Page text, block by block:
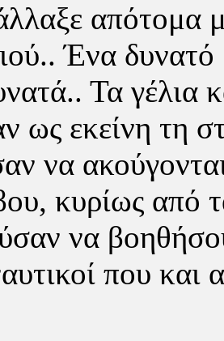
απότομα
Ένα
Τα γέλια
ως εκείνη τη
να
κυρίως από
να
που